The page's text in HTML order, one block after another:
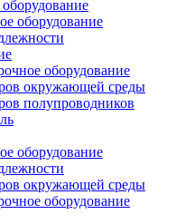
оборудование
оборудование
окружающей среды
полупроводников
оборудование
окружающей среды
оборудование